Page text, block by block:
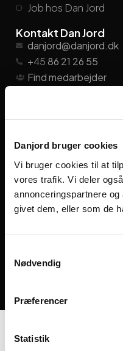
Danjord bruger cookies
Vi bruger cookies til at
vores trafik. Vi deler
annonceringspartnere
givet dem, eller som de
Nødvendig
Præferencer
Statistik
Job hos Dan Jord
Kontakt Dan Jord
danjord@danjord.dk
+4586 21 26 55
Find medarbejder